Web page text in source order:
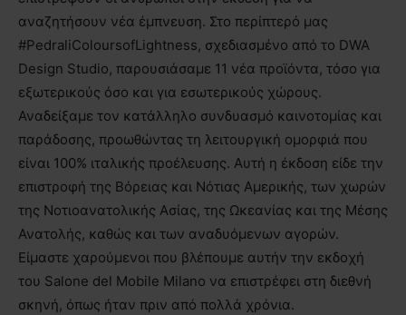
αναζητήσουν νέα έμπνευση. Στο περίπτερό μας
#PedraliColoursofLightness, σχεδιασμένο από το DWA
Design Studio, παρουσιάσαμε 11 νέα προϊόντα, τόσο για
εξωτερικούς όσο και για εσωτερικούς χώρους.
Αναδείξαμε τον κατάλληλο συνδυασμό καινοτομίας και
παράδοσης, προωθώντας τη λειτουργική ομορφιά που
είναι 100% ιταλικής προέλευσης. Αυτή η έκδοση είδε την
επιστροφή της Βόρειας και Νότιας Αμερικής, των χωρών
της Νοτιοανατολικής Ασίας, της Ωκεανίας και της Μέσης
Ανατολής, καθώς και των αναδυόμενων αγορών.
Είμαστε χαρούμενοι που βλέπουμε αυτήν την εκδοχή
του Salone del Mobile Milano να επιστρέφει στη διεθνή
σκηνή, όπως ήταν πριν από πολλά χρόνια.